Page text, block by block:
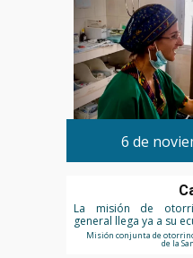
6 de
La misión de
general llega ya a su
Misión conjunta de
de la